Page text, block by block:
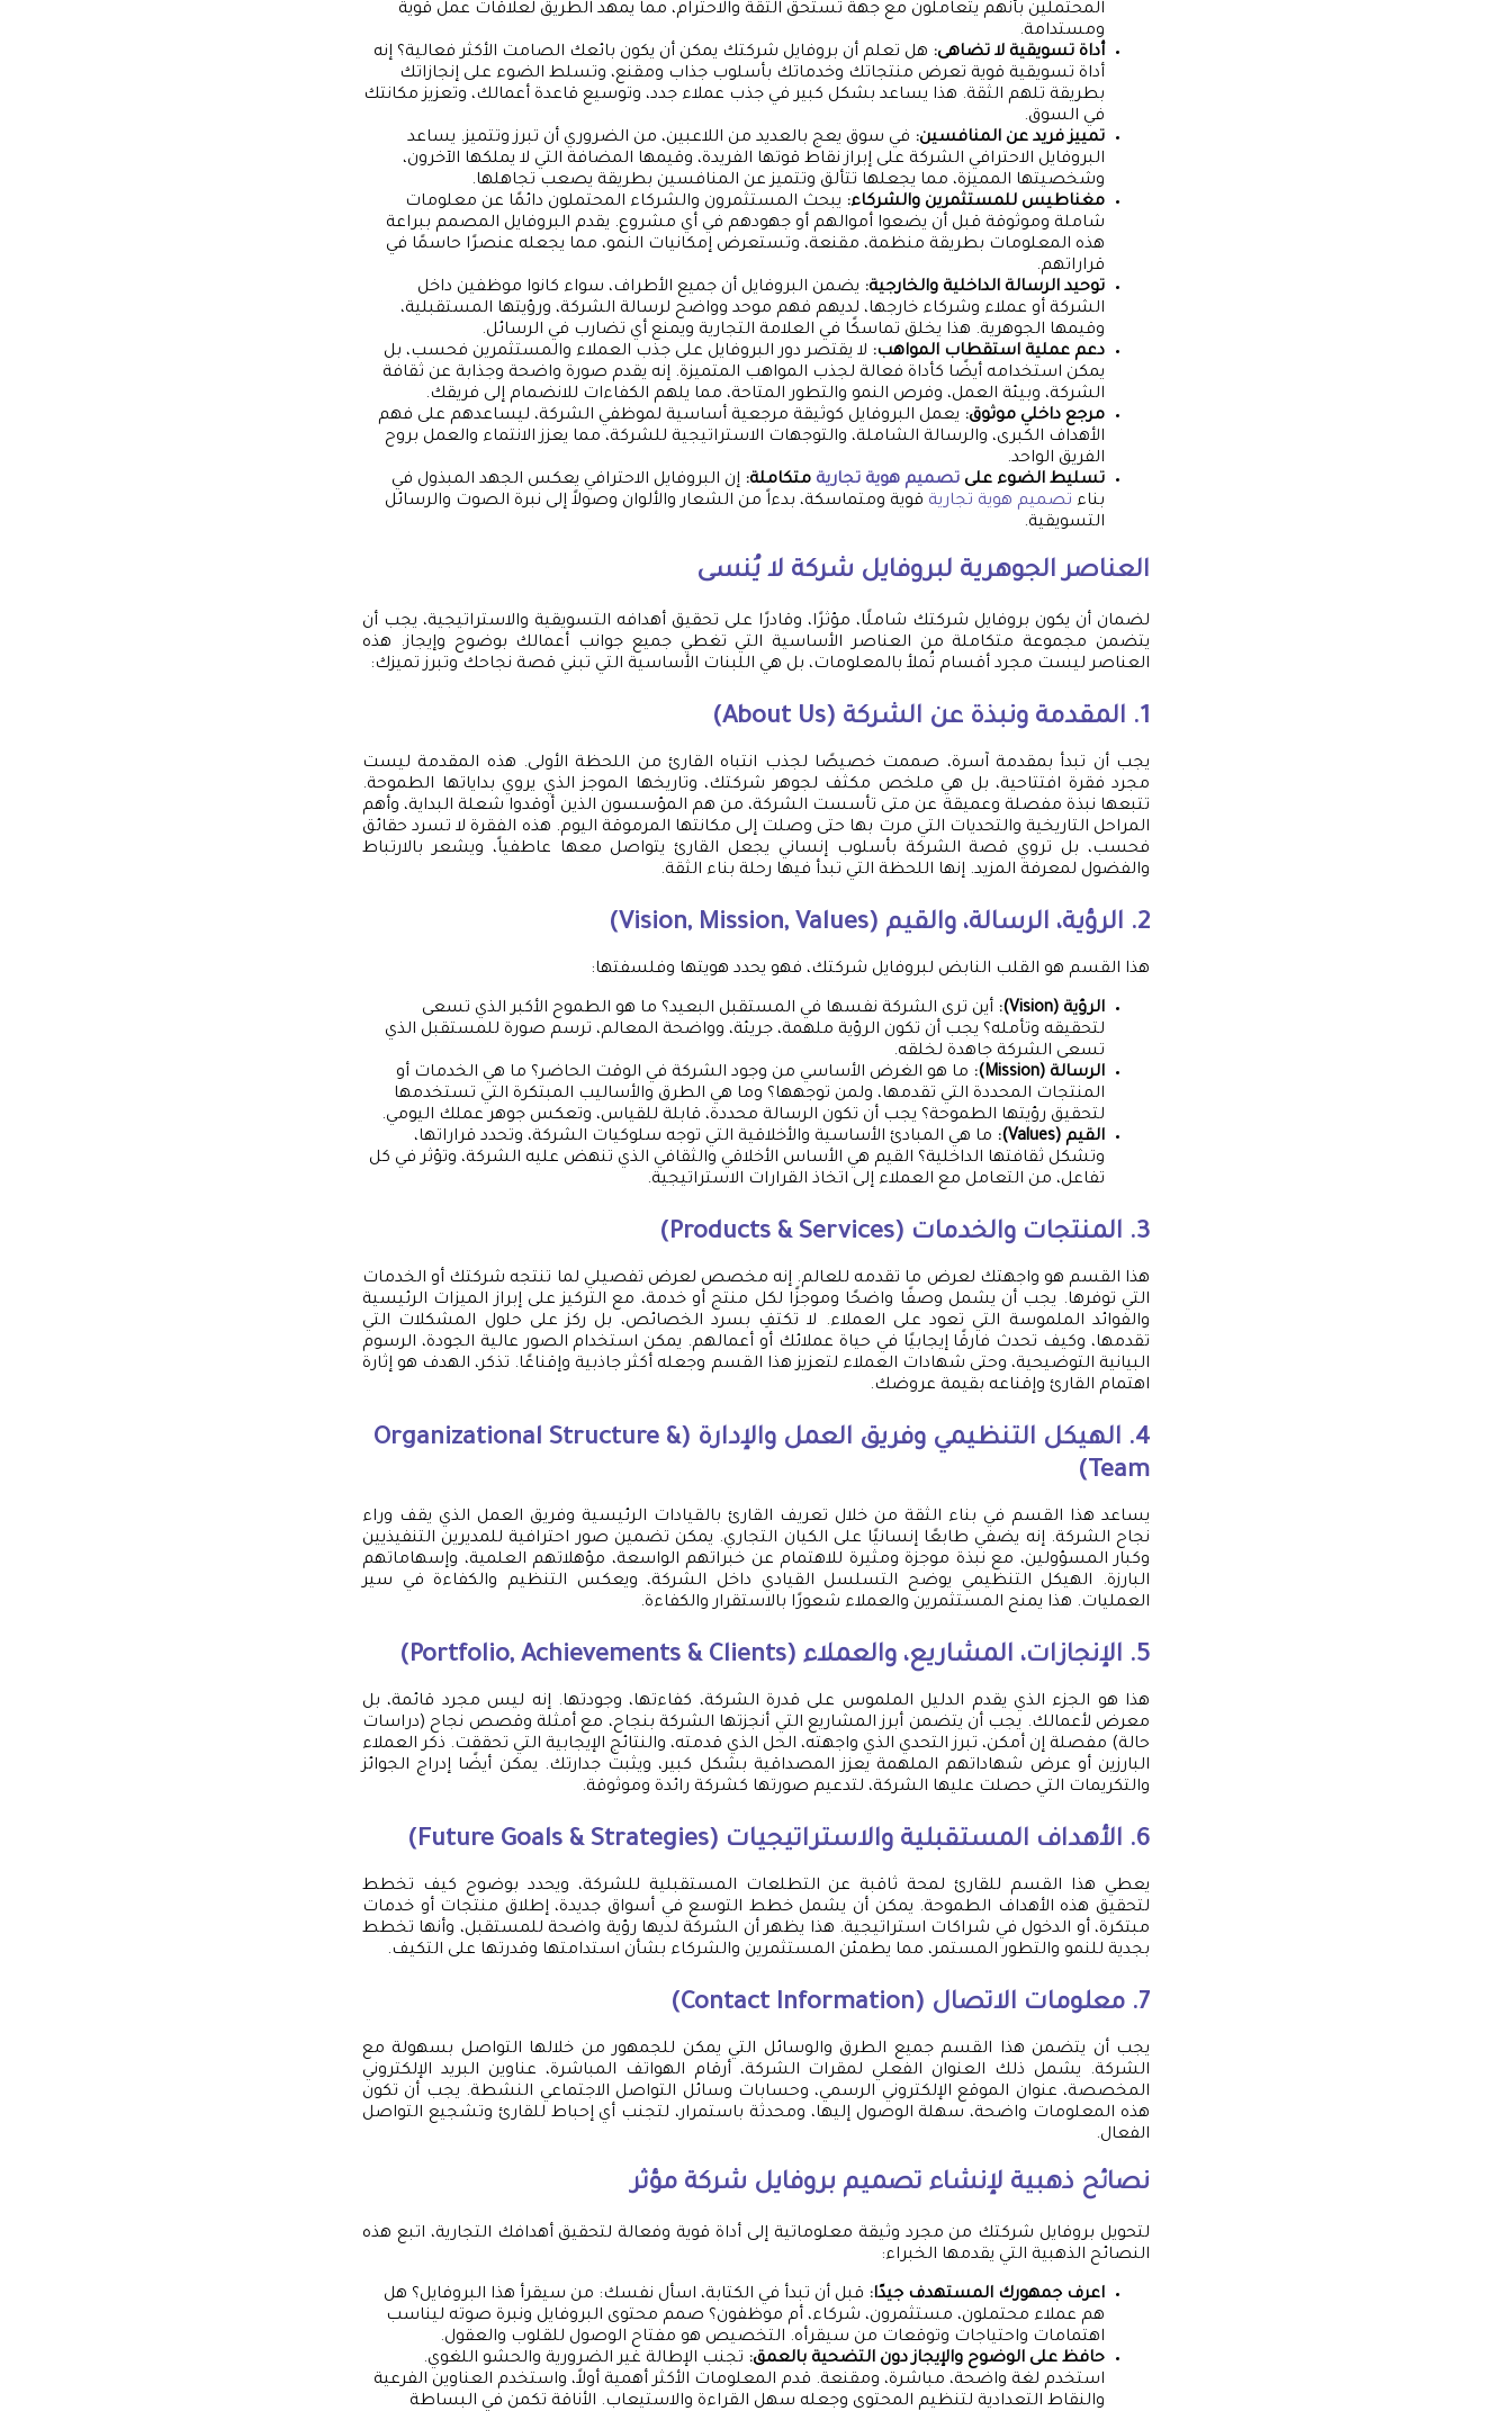
المحتملين بأنهم يتعاملون مع جهة تستحق الثقة والاحترام، مما يمهد الطريق لعلاقات عمل قوية
ومستدامة.
أداة تسويقية لا تضاهى: هل تعلم أن بروفايل شركتك يمكن أن يكون بائعك الصامت الأكثر فعالية؟ إنه
أداة تسويقية قوية تعرض منتجاتك وخدماتك بأسلوب جذاب ومقنع، وتسلط الضوء على إنجازاتك
بطريقة تلهم الثقة. هذا يساعد بشكل كبير في جذب عملاء جدد، وتوسيع قاعدة أعمالك، وتعزيز مكانتك
في السوق.
تمييز فريد عن المنافسين: في سوق يعج بالعديد من اللاعبين، من الضروري أن تبرز وتتميز. يساعد
البروفايل الاحترافي الشركة على إبراز نقاط قوتها الفريدة، وقيمها المضافة التي لا يملكها الآخرون،
وشخصيتها المميزة، مما يجعلها تتألق وتتميز عن المنافسين بطريقة يصعب تجاهلها.
مغناطيس للمستثمرين والشركاء: يبحث المستثمرون والشركاء المحتملون دائمًا عن معلومات
شاملة وموثوقة قبل أن يضعوا أموالهم أو جهودهم في أي مشروع. يقدم البروفايل المصمم ببراعة
هذه المعلومات بطريقة منظمة، مقنعة، وتستعرض إمكانيات النمو، مما يجعله عنصرًا حاسمًا في
قراراتهم.
توحيد الرسالة الداخلية والخارجية: يضمن البروفايل أن جميع الأطراف، سواء كانوا موظفين داخل
الشركة أو عملاء وشركاء خارجها، لديهم فهم موحد وواضح لرسالة الشركة، ورؤيتها المستقبلية،
وقيمها الجوهرية. هذا يخلق تماسكًا في العلامة التجارية ويمنع أي تضارب في الرسائل.
دعم عملية استقطاب المواهب: لا يقتصر دور البروفايل على جذب العملاء والمستثمرين فحسب، بل
يمكن استخدامه أيضًا كأداة فعالة لجذب المواهب المتميزة. إنه يقدم صورة واضحة وجذابة عن ثقافة
الشركة، وبيئة العمل، وفرص النمو والتطور المتاحة، مما يلهم الكفاءات للانضمام إلى فريقك.
مرجع داخلي موثوق: يعمل البروفايل كوثيقة مرجعية أساسية لموظفي الشركة، ليساعدهم على فهم
الأهداف الكبرى، والرسالة الشاملة، والتوجهات الاستراتيجية للشركة، مما يعزز الانتماء والعمل بروح
الفريق الواحد.
تسليط الضوء على تصميم هوية تجارية متكاملة: إن البروفايل الاحترافي يعكس الجهد المبذول في
بناء تصميم هوية تجارية قوية ومتماسكة، بدءاً من الشعار والألوان وصولاً إلى نبرة الصوت والرسائل
التسويقية.
العناصر الجوهرية لبروفايل شركة لا يُنسى
لضمان أن يكون بروفايل شركتك شاملًا، مؤثرًا، وقادرًا على تحقيق أهدافه التسويقية والاستراتيجية، يجب أن
يتضمن مجموعة متكاملة من العناصر الأساسية التي تغطي جميع جوانب أعمالك بوضوح وإيجاز. هذه
العناصر ليست مجرد أقسام تُملأ بالمعلومات، بل هي اللبنات الأساسية التي تبني قصة نجاحك وتبرز تميزك:
1. المقدمة ونبذة عن الشركة (About Us)
يجب أن تبدأ بمقدمة آسرة، صممت خصيصًا لجذب انتباه القارئ من اللحظة الأولى. هذه المقدمة ليست
مجرد فقرة افتتاحية، بل هي ملخص مكثف لجوهر شركتك، وتاريخها الموجز الذي يروي بداياتها الطموحة.
تتبعها نبذة مفصلة وعميقة عن متى تأسست الشركة، من هم المؤسسون الذين أوقدوا شعلة البداية، وأهم
المراحل التاريخية والتحديات التي مرت بها حتى وصلت إلى مكانتها المرموقة اليوم. هذه الفقرة لا تسرد حقائق
فحسب، بل تروي قصة الشركة بأسلوب إنساني يجعل القارئ يتواصل معها عاطفياً، ويشعر بالارتباط
والفضول لمعرفة المزيد. إنها اللحظة التي تبدأ فيها رحلة بناء الثقة.
2. الرؤية، الرسالة، والقيم (Vision, Mission, Values)
هذا القسم هو القلب النابض لبروفايل شركتك، فهو يحدد هويتها وفلسفتها:
الرؤية (Vision):
أين ترى الشركة نفسها في المستقبل البعيد؟ ما هو الطموح الأكبر الذي تسعى
لتحقيقه وتأمله؟ يجب أن تكون الرؤية ملهمة، جريئة، وواضحة المعالم، ترسم صورة للمستقبل الذي
تسعى الشركة جاهدة لخلقه.
الرسالة (Mission):
ما هو الغرض الأساسي من وجود الشركة في الوقت الحاضر؟ ما هي الخدمات أو
المنتجات المحددة التي تقدمها، ولمن توجهها؟ وما هي الطرق والأساليب المبتكرة التي تستخدمها
لتحقيق رؤيتها الطموحة؟ يجب أن تكون الرسالة محددة، قابلة للقياس، وتعكس جوهر عملك اليومي.
القيم (Values):
ما هي المبادئ الأساسية والأخلاقية التي توجه سلوكيات الشركة، وتحدد قراراتها،
وتشكل ثقافتها الداخلية؟ القيم هي الأساس الأخلاقي والثقافي الذي تنهض عليه الشركة، وتؤثر في كل
تفاعل، من التعامل مع العملاء إلى اتخاذ القرارات الاستراتيجية.
3. المنتجات والخدمات (Products & Services)
هذا القسم هو واجهتك لعرض ما تقدمه للعالم. إنه مخصص لعرض تفصيلي لما تنتجه شركتك أو الخدمات
التي توفرها. يجب أن يشمل وصفًا واضحًا وموجزًا لكل منتج أو خدمة، مع التركيز على إبراز الميزات الرئيسية
والفوائد الملموسة التي تعود على العملاء. لا تكتفِ بسرد الخصائص، بل ركز على حلول المشكلات التي
تقدمها، وكيف تحدث فارقًا إيجابيًا في حياة عملائك أو أعمالهم. يمكن استخدام الصور عالية الجودة، الرسوم
البيانية التوضيحية، وحتى شهادات العملاء لتعزيز هذا القسم وجعله أكثر جاذبية وإقناعًا. تذكر، الهدف هو إثارة
اهتمام القارئ وإقناعه بقيمة عروضك.
4. الهيكل التنظيمي وفريق العمل والإدارة (Organizational Structure &
Team)
يساعد هذا القسم في بناء الثقة من خلال تعريف القارئ بالقيادات الرئيسية وفريق العمل الذي يقف وراء
نجاح الشركة. إنه يضفي طابعًا إنسانيًا على الكيان التجاري. يمكن تضمين صور احترافية للمديرين التنفيذيين
وكبار المسؤولين، مع نبذة موجزة ومثيرة للاهتمام عن خبراتهم الواسعة، مؤهلاتهم العلمية، وإسهاماتهم
البارزة. الهيكل التنظيمي يوضح التسلسل القيادي داخل الشركة، ويعكس التنظيم والكفاءة في سير
العمليات. هذا يمنح المستثمرين والعملاء شعورًا بالاستقرار والكفاءة.
5. الإنجازات، المشاريع، والعملاء (Portfolio, Achievements & Clients)
هذا هو الجزء الذي يقدم الدليل الملموس على قدرة الشركة، كفاءتها، وجودتها. إنه ليس مجرد قائمة، بل
معرض لأعمالك. يجب أن يتضمن أبرز المشاريع التي أنجزتها الشركة بنجاح، مع أمثلة وقصص نجاح (دراسات
حالة) مفصلة إن أمكن، تبرز التحدي الذي واجهته، الحل الذي قدمته، والنتائج الإيجابية التي تحققت. ذكر العملاء
البارزين أو عرض شهاداتهم الملهمة يعزز المصداقية بشكل كبير، ويثبت جدارتك. يمكن أيضًا إدراج الجوائز
والتكريمات التي حصلت عليها الشركة، لتدعيم صورتها كشركة رائدة وموثوقة.
6. الأهداف المستقبلية والاستراتيجيات (Future Goals & Strategies)
يعطي هذا القسم للقارئ لمحة ثاقبة عن التطلعات المستقبلية للشركة، ويحدد بوضوح كيف تخطط
لتحقيق هذه الأهداف الطموحة. يمكن أن يشمل خطط التوسع في أسواق جديدة، إطلاق منتجات أو خدمات
مبتكرة، أو الدخول في شراكات استراتيجية. هذا يظهر أن الشركة لديها رؤية واضحة للمستقبل، وأنها تخطط
بجدية للنمو والتطور المستمر، مما يطمئن المستثمرين والشركاء بشأن استدامتها وقدرتها على التكيف.
7. معلومات الاتصال (Contact Information)
يجب أن يتضمن هذا القسم جميع الطرق والوسائل التي يمكن للجمهور من خلالها التواصل بسهولة مع
الشركة. يشمل ذلك العنوان الفعلي لمقرات الشركة، أرقام الهواتف المباشرة، عناوين البريد الإلكتروني
المخصصة، عنوان الموقع الإلكتروني الرسمي، وحسابات وسائل التواصل الاجتماعي النشطة. يجب أن تكون
هذه المعلومات واضحة، سهلة الوصول إليها، ومحدثة باستمرار، لتجنب أي إحباط للقارئ وتشجيع التواصل
الفعال.
نصائح ذهبية لإنشاء تصميم بروفايل شركة مؤثر
لتحويل بروفايل شركتك من مجرد وثيقة معلوماتية إلى أداة قوية وفعالة لتحقيق أهدافك التجارية، اتبع هذه
النصائح الذهبية التي يقدمها الخبراء:
اعرف جمهورك المستهدف جيدًا: قبل أن تبدأ في الكتابة، اسأل نفسك: من سيقرأ هذا البروفايل؟ هل
هم عملاء محتملون، مستثمرون، شركاء، أم موظفون؟ صمم محتوى البروفايل ونبرة صوته ليناسب
اهتمامات واحتياجات وتوقعات من سيقرأه. التخصيص هو مفتاح الوصول للقلوب والعقول.
حافظ على الوضوح والإيجاز دون التضحية بالعمق: تجنب الإطالة غير الضرورية والحشو اللغوي.
استخدم لغة واضحة، مباشرة، ومقنعة. قدم المعلومات الأكثر أهمية أولاً، واستخدم العناوين الفرعية
والنقاط التعدادية لتنظيم المحتوى وجعله سهل القراءة والاستيعاب. الأناقة تكمن في البساطة